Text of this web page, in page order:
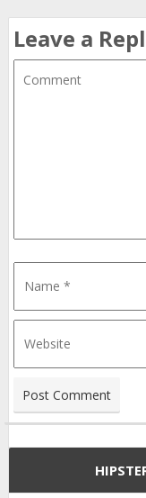
Leave a